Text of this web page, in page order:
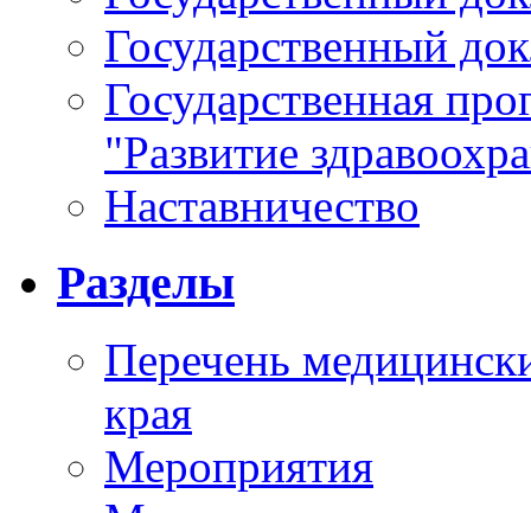
Государственный
Государственная
"Развитие
Наставничество
Разделы
Перечень
края
Мероприятия